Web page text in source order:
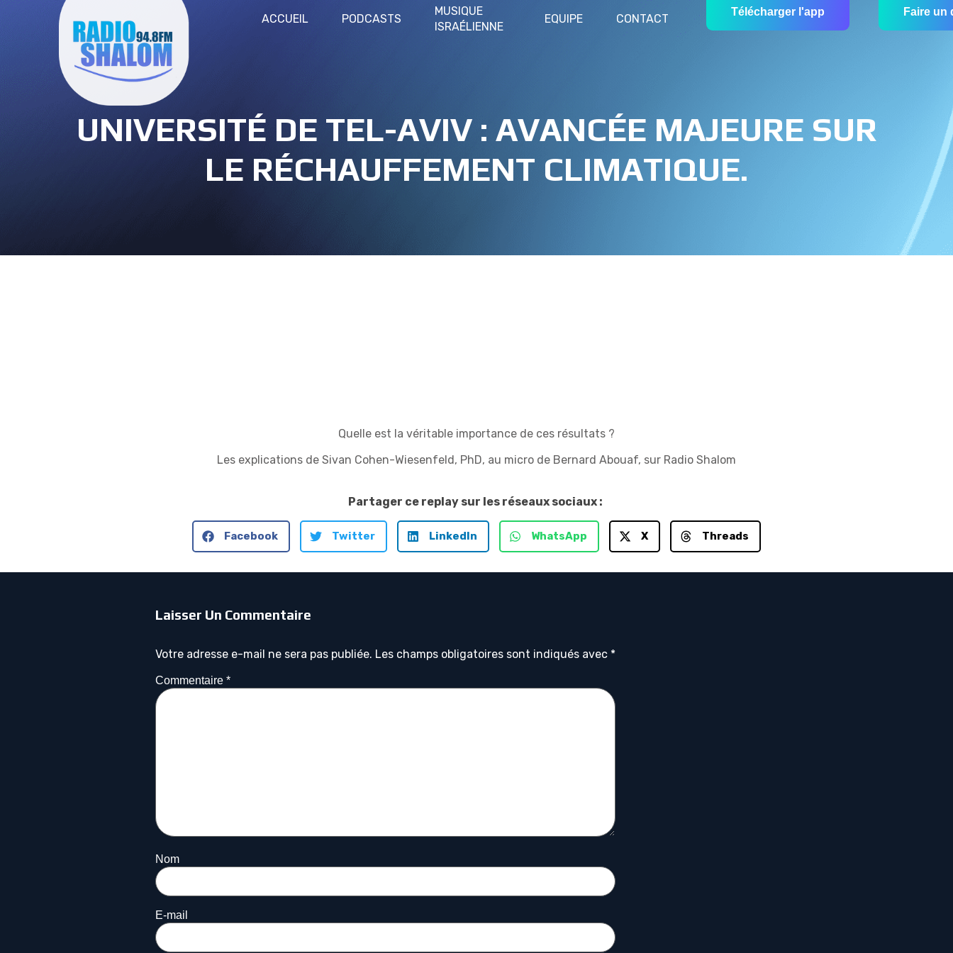
ACCUEIL PODCASTS
MUSIQUE
ISRAÉLIENNE
EQUIPE CONTACT
Télécharger l'app Faire un
UNIVERSITÉ DE TEL-AVIV : AVANCÉE MAJEURE SUR
LE RÉCHAUFFEMENT CLIMATIQUE.
Quelle est la véritable importance de ces résultats ?
Les explications de Sivan Cohen-Wiesenfeld, PhD, au micro de Bernard Abouaf, sur Radio Shalom
Partager ce replay sur les réseaux sociaux :
Facebook Twitter LinkedIn WhatsApp X Threads
Laisser Un Commentaire
Votre adresse e-mail ne sera pas publiée. Les champs obligatoires sont indiqués avec *
Commentaire *
Nom
E-mail